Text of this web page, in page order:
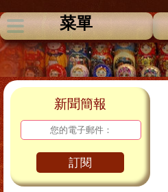
菜單
新聞簡報
訂閱